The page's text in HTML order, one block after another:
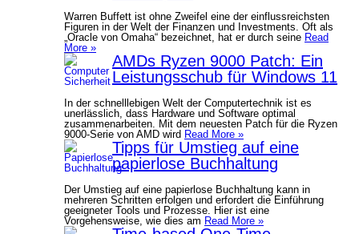
Warren Buffett ist ohne Zweifel eine der einflussreichsten
Figuren in der Welt der Finanzen und Investments. Oft als
„Oracle von Omaha“ bezeichnet, hat er durch seine Read
More »
AMDs Ryzen 9000 Patch: Ein
Leistungsschub für Windows 11
In der schnelllebigen Welt der Computertechnik ist es
unerlässlich, dass Hardware und Software optimal
zusammenarbeiten. Mit dem neuesten Patch für die Ryzen
9000-Serie von AMD wird Read More »
Tipps für Umstieg auf eine
papierlose Buchhaltung
Der Umstieg auf eine papierlose Buchhaltung kann in
mehreren Schritten erfolgen und erfordert die Einführung
geeigneter Tools und Prozesse. Hier ist eine
Vorgehensweise, wie dies am Read More »